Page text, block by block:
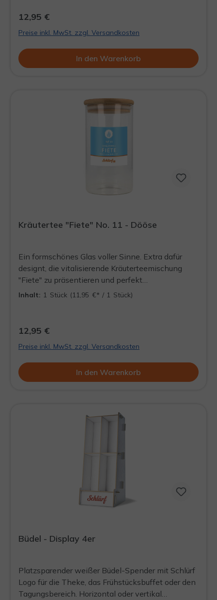
12,95 €
Preise inkl. MwSt. zzgl. Versandkosten
In den Warenkorb
Kräutertee "Fiete" No. 11 - Dööse
Ein formschönes Glas voller Sinne. Extra dafür
designt, die vitalisierende Kräuterteemischung
"Fiete" zu präsentieren und perfekt
aufzubewahren. Stets ein Blickfang und die Quelle
LEER AUSGELIEFERT
Inhalt: 1 Stück (11,95 €* / 1 Stück)
12,95 €
Preise inkl. MwSt. zzgl. Versandkosten
In den Warenkorb
Büdel - Display 4er
Platzsparender weißer Büdel-Spender mit Schlürf
Logo für die Theke, das Frühstücksbuffet oder den
Tagungsbereich. Horizontal oder vertikal